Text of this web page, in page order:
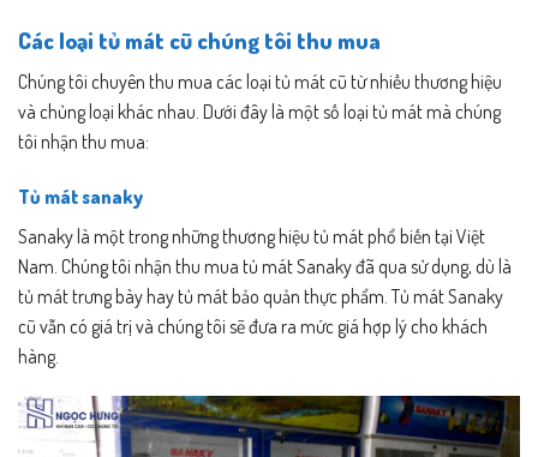
Các loại tủ mát cũ chúng tôi thu mua
Chúng tôi chuyên thu mua các loại tủ mát cũ từ nhiều thương hiệu
và chủng loại khác nhau. Dưới đây là một số loại tủ mát mà chúng
tôi nhận thu mua:
Tủ mát sanaky
Sanaky là một trong những thương hiệu tủ mát phổ biến tại Việt
Nam. Chúng tôi nhận thu mua tủ mát Sanaky đã qua sử dụng, dù là
tủ mát trưng bày hay tủ mát bảo quản thực phẩm. Tủ mát Sanaky
cũ vẫn có giá trị và chúng tôi sẽ đưa ra mức giá hợp lý cho khách
hàng.